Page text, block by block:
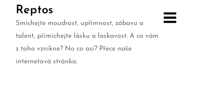
Reptos
Smíchejte moudrost, upřímnost, zábavu a
talent, přimíchejte lásku a laskavost. A co vám
z toho vznikne? No co asi? Přece naše
internetová stránka.